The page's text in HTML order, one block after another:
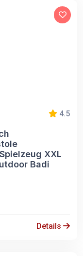
4.5
XXL
Badi
Details